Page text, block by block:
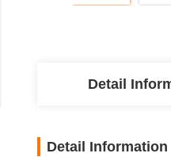
Detail
Detail Information